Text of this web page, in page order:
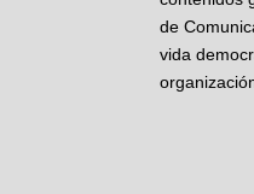
de
vida